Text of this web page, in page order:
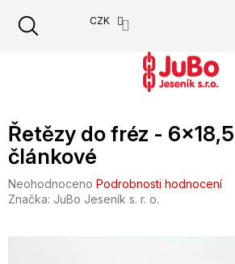
obsah
CZK
Řetězy do fréz -
článkové
Průměrné
hodnocení
Neohodnoceno Podrobnosti hodnocení
Značka: JuBo Jeseník s. r. o.